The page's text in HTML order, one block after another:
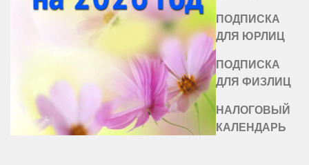
ПОДПИСКА
ДЛЯ ЮРЛИЦ
ПОДПИСКА
ДЛЯ ФИЗЛИЦ
НАЛОГОВЫЙ
КАЛЕНДАРЬ